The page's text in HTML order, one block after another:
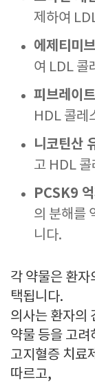
제하여
에제티미
여 LDL 콜
피브레이
HDL 콜레
니코틴산
고 HDL 콜
PCSK9
의 분해를
니다.
각 약물은 환자
택됩니다.
의사는 환자의
약물 등을 고
고지혈증 치료
따르고,